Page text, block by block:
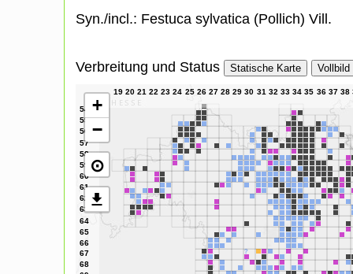
Syn./incl.: Festuca sylvatica (Pollich) Vill.
Verbreitung und Status Statische Karte Vollbild
+
−
⊙